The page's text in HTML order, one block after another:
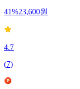
41%23,600원
4.7
(7)